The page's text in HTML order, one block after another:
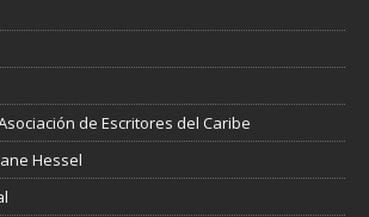
de Escritores del Caribe
Hessel